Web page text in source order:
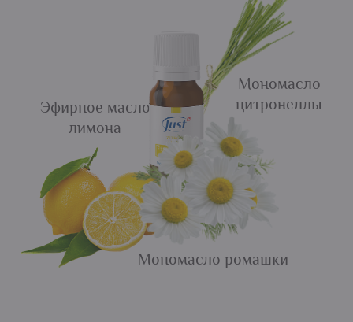
Эфирное масло
лимона
Мономасло
цитронеллы
Мономасло ромашки